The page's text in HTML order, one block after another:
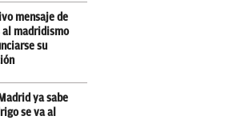
mensaje de
al madridismo
su
ya sabe
se va al